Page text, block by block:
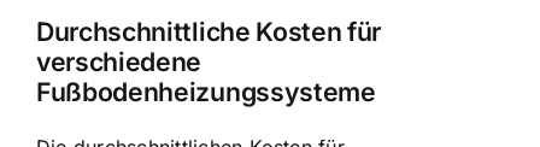
Durchschnittliche Kosten für
verschiedene
Fußbodenheizungssysteme